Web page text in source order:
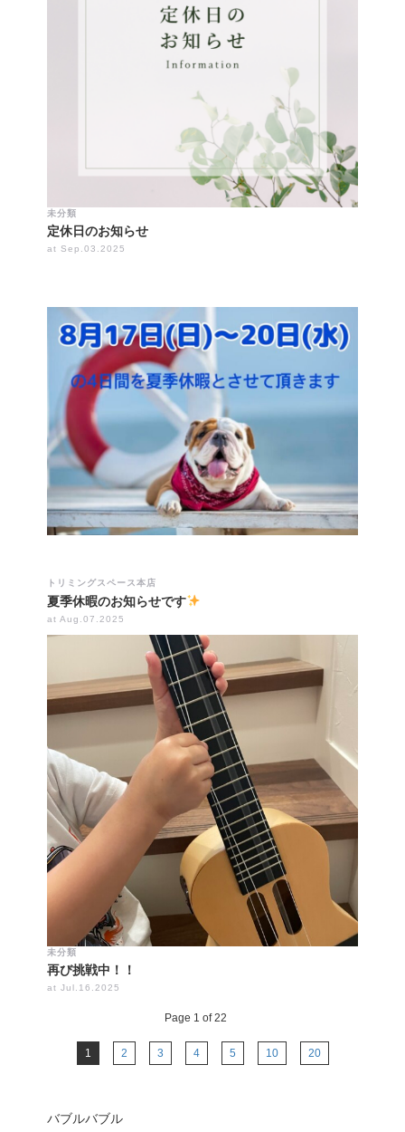
バブルバブル
未分類
定休日のお知らせ
at Sep.03.2025
トリミングスペース本店
夏季休暇のお知らせです
at Aug.07.2025
未分類
再び挑戦中！！
at Jul.16.2025
Page 1 of 22
1 2 3 4 5 10 20